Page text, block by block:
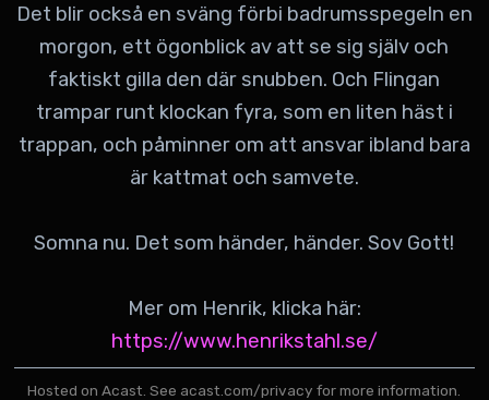
Det blir också en sväng förbi badrumsspegeln en
morgon, ett ögonblick av att se sig själv och
faktiskt gilla den där snubben. Och Flingan
trampar runt klockan fyra, som en liten häst i
trappan, och påminner om att ansvar ibland bara
är kattmat och samvete.
Somna nu. Det som händer, händer. Sov Gott!
Mer om Henrik, klicka här:
https://www.henrikstahl.se/
Hosted on Acast. See acast.com/privacy for more information.